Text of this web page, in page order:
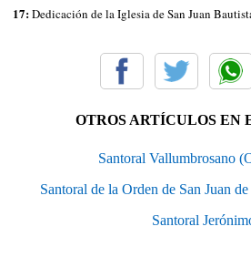
17:Dedicación de la Iglesia de San Juan
OTROS ARTÍCULOS EN
Santoral Vallumbrosano
Santoral de la Orden de San Juan
Santoral